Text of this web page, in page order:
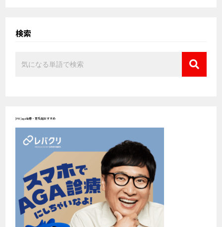
検索
[PR]aga治療・育毛剤おすすめ